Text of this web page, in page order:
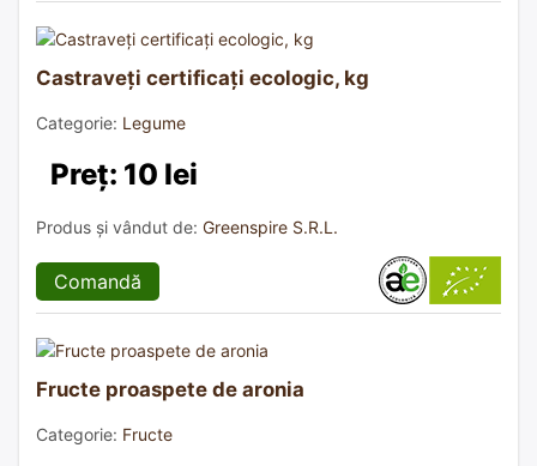
Castraveți certificați ecologic, kg
Categorie: Legume
Preț: 10 lei
Produs și vândut de: Greenspire S.R.L.
Comandă
Fructe proaspete de aronia
Categorie: Fructe